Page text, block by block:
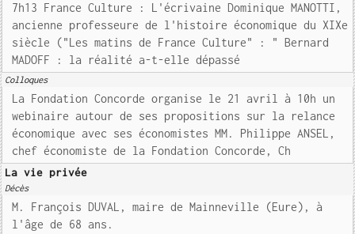
7h13 France Culture : L'écrivaine Dominique MANOTTI,
ancienne professeure de l'histoire économique du XIXe
siècle ("Les matins de France Culture" : " Bernard
MADOFF : la réalité a-t-elle dépassé
Colloques
La Fondation Concorde organise le 21 avril à 10h un
webinaire autour de ses propositions sur la relance
économique avec ses économistes MM. Philippe ANSEL,
chef économiste de la Fondation Concorde, Ch
La vie privée
Décès
M. François DUVAL, maire de Mainneville (Eure), à
l'âge de 68 ans.